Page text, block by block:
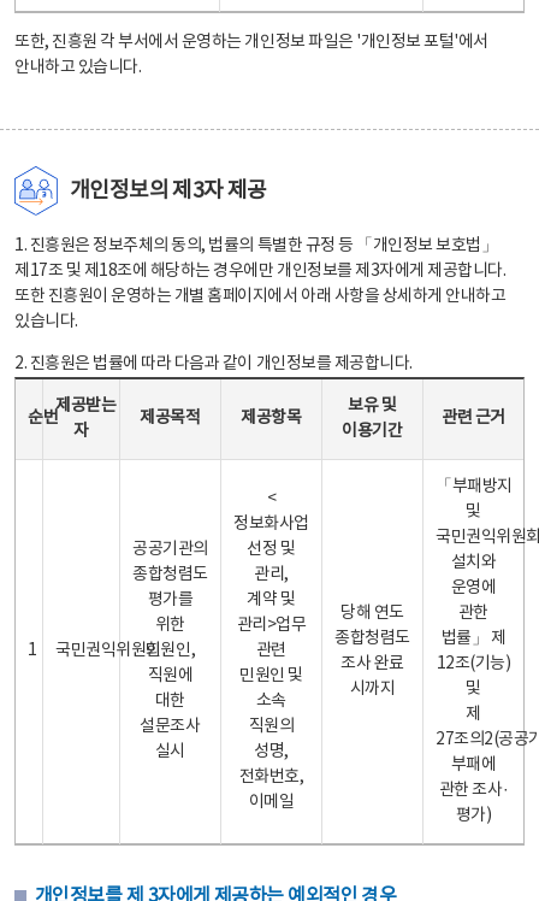
또한, 진흥원 각 부서에서 운영하는 개인정보 파일은 '개인정보 포털'에서
안내하고 있습니다.
개인정보의 제3자 제공
1. 진흥원은 정보주체의 동의, 법률의 특별한 규정 등 「개인정보 보호법」
제17조 및 제18조에 해당하는 경우에만 개인정보를 제3자에게 제공합니다.
또한 진흥원이 운영하는 개별 홈페이지에서 아래 사항을 상세하게 안내하고
있습니다.
2. 진흥원은 법률에 따라 다음과 같이 개인정보를 제공합니다.
순번
제공받는
자
제공목적 제공항목
보유 및
이용기간
관련 근거
1 국민권익위원회
공공기관의
종합청렴도
평가를
위한
민원인,
직원에
대한
설문조사
실시
<
정보화사업
선정 및
관리,
계약 및
관리>업무
관련
민원인 및
소속
직원의
성명,
전화번호,
이메일
당해 연도
종합청렴도
조사 완료
시까지
「부패방지
및
국민권익위원
설치와
운영에
관한
법률」 제
12조(기능)
및
제
27조의2(공공
부패에
관한 조사·
평가)
개인정보를 제 3자에게 제공하는 예외적인 경우